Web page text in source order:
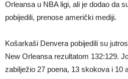
Mudrik se vratio na teren nakon
posudbu?
Real Madrid odlučio: Endrick ide u
Orleansa u NBA ligi, ali je dodao da
pobijedili, prenose američki mediji.
Košarkaši Denvera pobijedili su
New Orleansa rezultatom 132:129.
zabilježio 27 poena, 13 skokova i 10